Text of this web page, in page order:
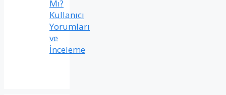
Mı?
Kullanıcı
Yorumları
ve
İnceleme